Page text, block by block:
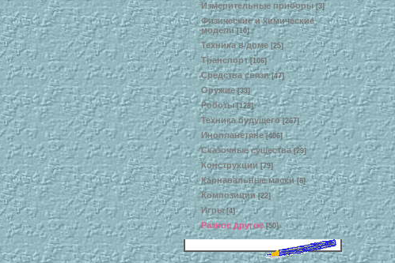
Измерительные приборы [3]
Физические и химические
модели [10]
Техника в доме [25]
Транспорт [106]
Средства связи [47]
Оружие [33]
Роботы [128]
Техника будущего [267]
Инопланетяне [406]
Сказочные существа [29]
Конструкции [79]
Карнавальные маски [8]
Композиции [22]
Игры [4]
Разное другое [50]